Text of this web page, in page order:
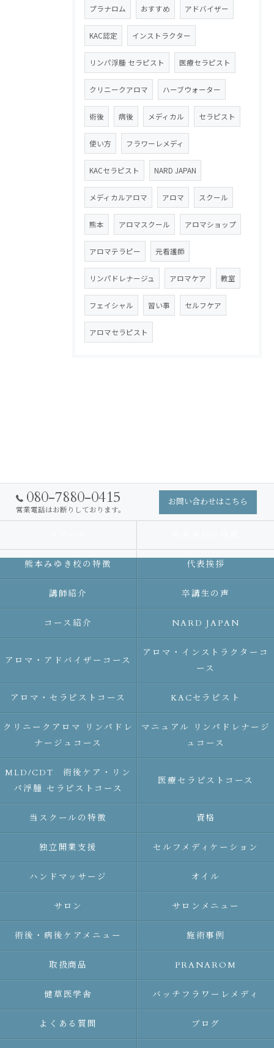
プラナロム おすすめ アドバイザー
KAC認定 インストラクター
リンパ浮腫 セラピスト 医療セラピスト
クリニークアロマ ハーブウォーター
術後 病後 メディカル セラピスト
使い方 フラワーレメディ
KACセラピスト NARD JAPAN
メディカルアロマ アロマ スクール
熊本 アロマスクール アロマショップ
アロマテラピー 元看護師
リンパドレナージュ アロマケア 教室
フェイシャル 習い事 セルフケア
アロマセラピスト
080-7880-0415
営業電話はお断りしております。
お問い合わせはこちら
熊本みゆき校の特徴 代表挨拶
講師紹介 卒講生の声
コース紹介 NARD JAPAN
アロマ・アドバイザーコース
アロマ・インストラクターコ
ース
アロマ・セラピストコース KACセラピスト
クリニークアロマ リンパドレ
ナージュコース
マニュアル リンパドレナージ
ュコース
MLD/CDT 術後ケア・リン
パ浮腫 セラピストコース
医療セラピストコース
当スクールの特徴 資格
独立開業支援 セルフメディケーション
ハンドマッサージ オイル
サロン サロンメニュー
術後・病後ケアメニュー 施術事例
取扱商品 PRANAROM
健草医学舎 バッチフラワーレメディ
よくある質問 ブログ